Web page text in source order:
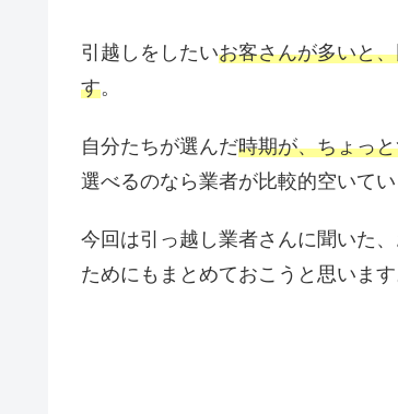
引越しをしたいお客さんが多いと
す。
自分たちが選んだ時期が、ちょっ
選べるのなら業者が比較的空いて
今回は引っ越し業者さんに聞いた
ためにもまとめておこうと思います